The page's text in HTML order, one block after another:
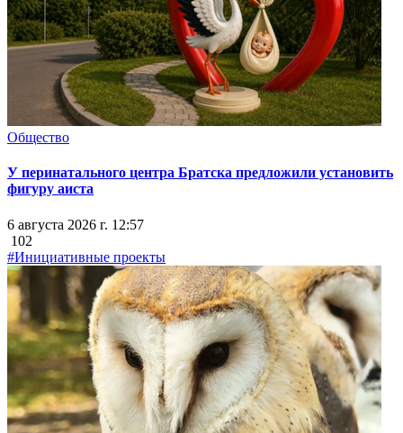
Общество
У перинатального центра Братска предложили установить
фигуру аиста
6 августа 2026 г. 12:57
102
#Инициативные проекты